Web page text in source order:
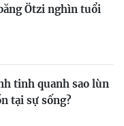
Ötzi nghìn tuổi
tinh quanh sao lùn
tại sự sống?